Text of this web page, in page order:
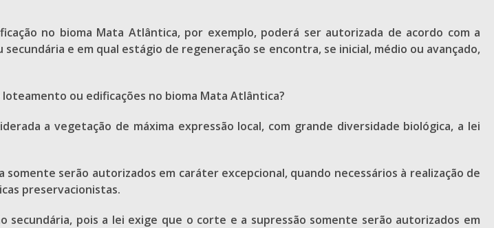
no bioma Mata Atlântica, por exemplo, poderá ser autorizada de acordo com a
e em qual estágio de regeneração se encontra, se inicial, médio ou avançado,
ou edificações no bioma Mata Atlântica?
a vegetação de máxima expressão local, com grande diversidade biológica, a lei
serão autorizados em caráter excepcional, quando necessários à realização de
preservacionistas.
pois a lei exige que o corte e a supressão somente serão autorizados em